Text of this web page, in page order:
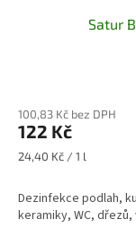
Satur
100,83 Kč bez DPH
122 Kč
Měrná
24,40 Kč / 1 l
Dezinfekce podlah,
keramiky, WC,